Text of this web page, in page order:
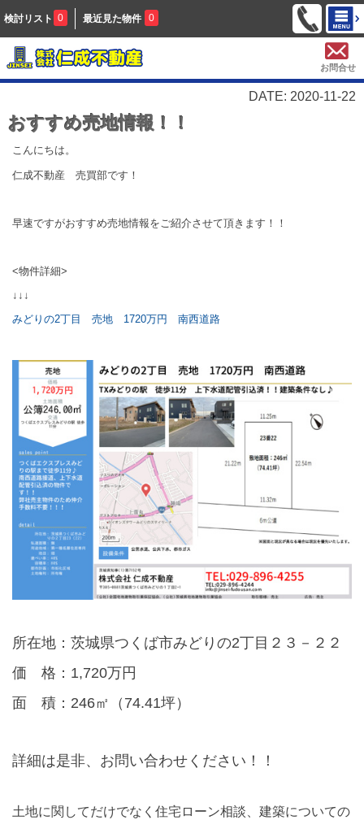
検討リスト 0 最近見た物件 0
お問合せ
DATE: 2020-11-22
おすすめ売地情報！！
こんにちは。
仁成不動産 売買部です！
早速ですがおすすめ売地情報をご紹介させて頂きます！！
<物件詳細>
↓↓↓
みどりの2丁目 売地 1720万円 南西道路
所在地：茨城県つくば市みどりの2丁目２３－２２
価 格：1,720万円
面 積：246㎡（74.41坪）
詳細は是非、お問い合わせください！！
土地に関してだけでなく住宅ローン相談、建築についての